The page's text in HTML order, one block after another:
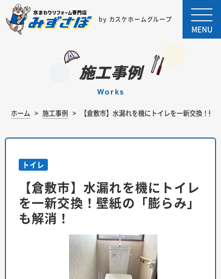
by カスケホームグループ
MENU
施工事例
works
ホーム 施工事例 【倉敷市】水漏れを機にトイレを一新交換！壁
トイレ
【倉敷市】水漏れを機にトイレ
を一新交換！壁紙の「膨らみ」
も解消！